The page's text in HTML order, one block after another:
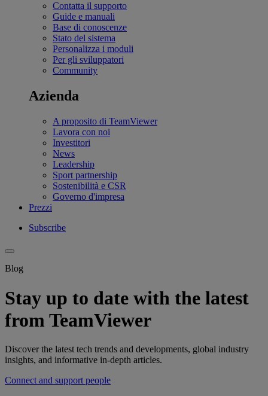
Contatta il supporto
Guide e manuali
Base di conoscenze
Stato del sistema
Personalizza i moduli
Per gli sviluppatori
Community
Azienda
A proposito di TeamViewer
Lavora con noi
Investitori
News
Leadership
Sport partnership
Sostenibilità e CSR
Governo d'impresa
Prezzi
Subscribe
Blog
Stay up to date with the latest
from TeamViewer
Discover the latest tech trends and developments, global industry
insights, and informative in-depth articles.
Connect and support people